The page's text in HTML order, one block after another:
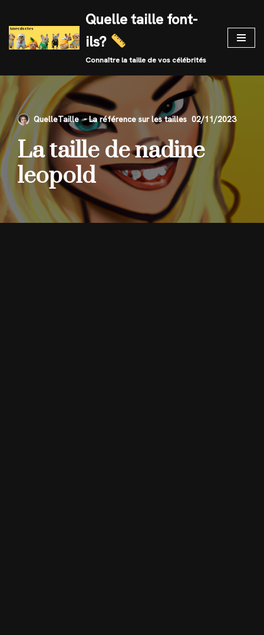
Skip
to
Quelle taille font-
ils?
Connaître la taille de vos célébrités
QuelleTaille 02/11/2023
La taille de nadine
leopold